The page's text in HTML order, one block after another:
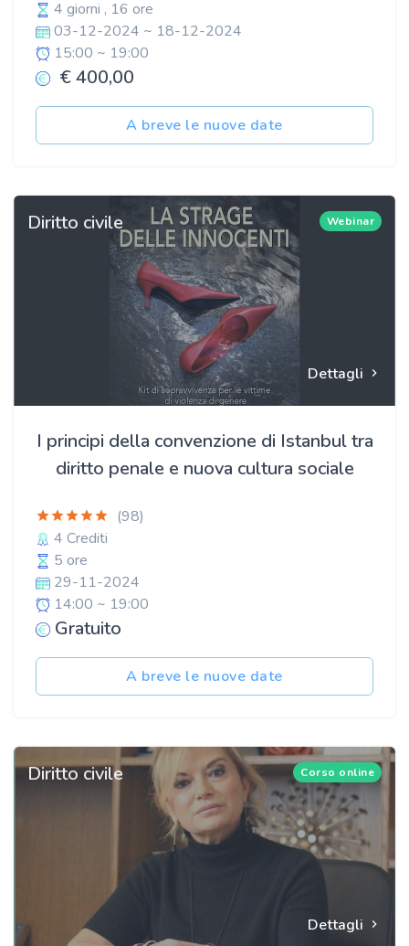
4 giorni , 16 ore
03-12-2024 ~ 18-12-2024
15:00 ~ 19:00
€ 400,00
A breve le nuove date
Dettagli
Diritto civile Webinar
I principi della convenzione di Istanbul tra
diritto penale e nuova cultura sociale
(98)
4 Crediti
5 ore
29-11-2024
14:00 ~ 19:00
Gratuito
A breve le nuove date
Dettagli
Diritto civile Corso online